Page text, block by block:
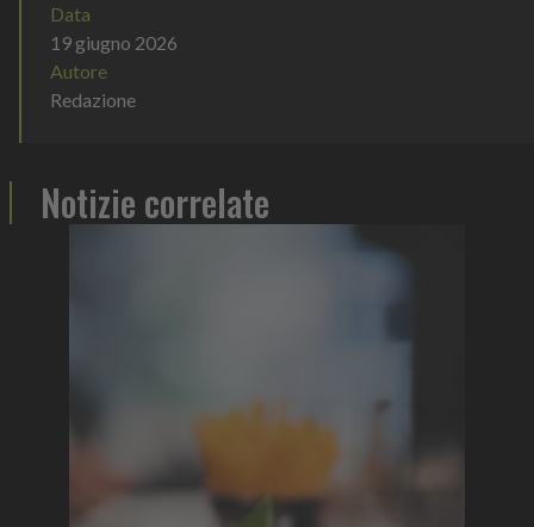
Data
19 giugno 2026
Autore
Redazione
Notizie correlate